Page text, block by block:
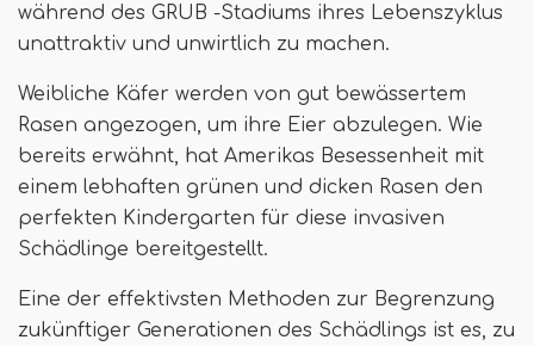
während des GRUB -Stadiums ihres Lebenszyklus
unattraktiv und unwirtlich zu machen.
Weibliche Käfer werden von gut bewässertem
Rasen angezogen, um ihre Eier abzulegen. Wie
bereits erwähnt, hat Amerikas Besessenheit mit
einem lebhaften grünen und dicken Rasen den
perfekten Kindergarten für diese invasiven
Schädlinge bereitgestellt.
Eine der effektivsten Methoden zur Begrenzung
zukünftiger Generationen des Schädlings ist es, zu